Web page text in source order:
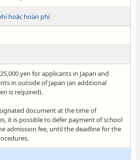
hoặc hoàn phí
yen for applicants in Japan and
in outside of Japan (an additional
is required).
document at the time of
it is possible to defer payment of school
admission fee, until the deadline for the